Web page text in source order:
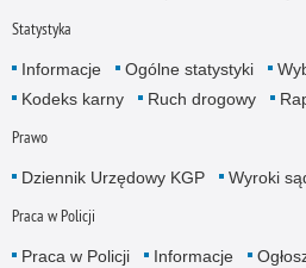
Statystyka
Informacje Ogólne statystyki
Kodeks karny
Ruch drogowy
Prawo
Dziennik Urzędowy KGP Wyroki
Praca w Policji
Praca w Policji Informacje